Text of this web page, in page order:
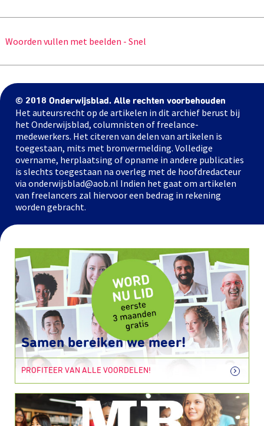
Woorden vullen met beelden - Snel
© 2018 Onderwijsblad. Alle rechten voorbehouden
Het auteursrecht op de artikelen in dit archief berust bij
het Onderwijsblad, columnisten of freelance-
medewerkers. Het citeren van delen van artikelen is
toegestaan, mits met bronvermelding. Volledige
overname, herplaatsing of opname in andere publicaties
is slechts toegestaan na overleg met de hoofdredacteur
via onderwijsblad@aob.nl Indien het gaat om artikelen
van freelancers zal hiervoor een bedrag in rekening
worden gebracht.
Samen bereiken we meer!
PROFITEER VAN ALLE VOORDELEN!